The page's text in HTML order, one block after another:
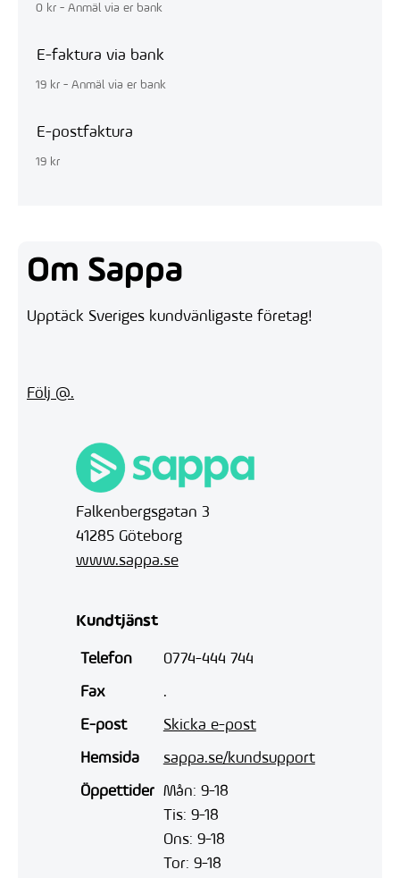
0 kr - Anmäl via er bank
E-faktura via bank
19 kr - Anmäl via er bank
E-postfaktura
19 kr
Om Sappa
Upptäck Sveriges kundvänligaste företag!
Följ @.
Falkenbergsgatan 3
41285 Göteborg
www.sappa.se
Kundtjänst
Telefon
0774-444 744
Fax
.
E-post
Skicka e-post
Hemsida
sappa.se/kundsupport
Öppettider Mån: 9-18
Tis: 9-18
Ons: 9-18
Tor: 9-18